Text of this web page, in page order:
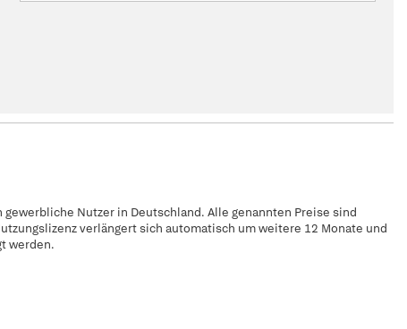
Nutzer in Deutschland. Alle genannten Preise sind
verlängert sich automatisch um weitere 12 Monate und
werden.